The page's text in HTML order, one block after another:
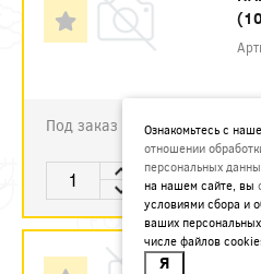
Под заказ
В
Ознакомьтесь с
отношении
персональных
на нашем сайте, вы
условиями сбора и
ваших
числе файлов
Я